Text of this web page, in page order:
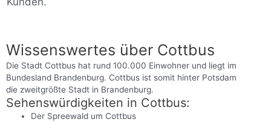
Wissenswertes über Cottbus
Die Stadt Cottbus hat rund 100.000 Einwohner und liegt im
Bundesland Brandenburg. Cottbus ist somit hinter Potsdam
die zweitgrößte Stadt in Brandenburg.
Sehenswürdigkeiten in Cottbus:
Der Spreewald um Cottbus